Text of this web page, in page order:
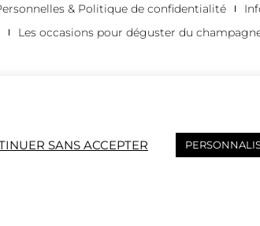
& Politique de confidentialité
Les occasions pour déguster du
SANS ACCEPTER